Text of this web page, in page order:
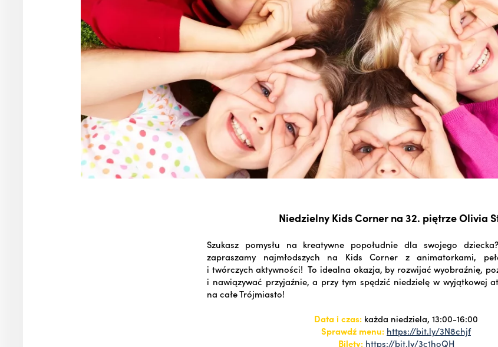
Niedzielny Kids Corner na 32. piętrze Olivia
Szukasz pomysłu na kreatywne popołudnie dla swojego
zapraszamy najmłodszych na Kids Corner z animatorkami,
i twórczych aktywności! To idealna okazja, by rozwijać wyobraźnię,
i nawiązywać przyjaźnie, a przy tym spędzić niedzielę w wyjątkowej
na całe Trójmiasto!
Data i czas: każda niedziela, 13:00-16:00
Sprawdź menu: https://bit.ly/3N8chjf
Bilety:https://bit.ly/3c1hoQH